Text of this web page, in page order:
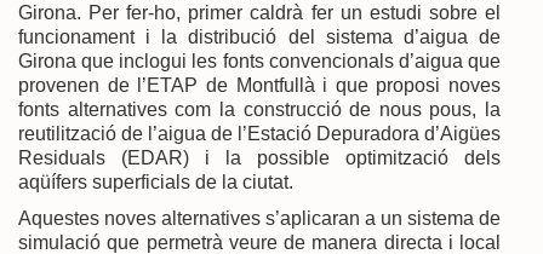
Girona. Per fer-ho, primer caldrà fer un estudi sobre el
funcionament i la distribució del sistema d’aigua de
Girona que inclogui les fonts convencionals d’aigua que
provenen de l’ETAP de Montfullà i que proposi noves
fonts alternatives com la construcció de nous pous, la
reutilització de l’aigua de l’Estació Depuradora d’Aigües
Residuals (EDAR) i la possible optimització dels
aqüífers superficials de la ciutat.
Aquestes noves alternatives s’aplicaran a un sistema de
simulació que permetrà veure de manera directa i local